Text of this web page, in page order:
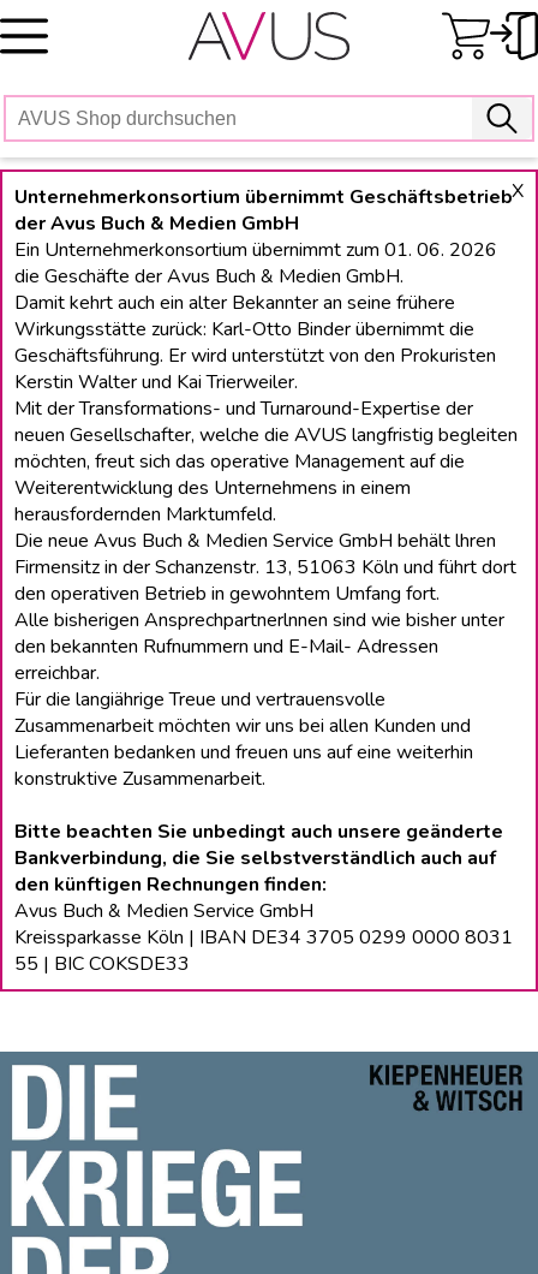
Skip
to
X
Unternehmerkonsortium übernimmt Geschäftsbetrieb
der Avus Buch & Medien GmbH
Ein Unternehmerkonsortium übernimmt zum 01. 06. 2026
die Geschäfte der Avus Buch & Medien GmbH.
Damit kehrt auch ein alter Bekannter an seine frühere
Wirkungsstätte zurück: Karl-Otto Binder übernimmt die
Geschäftsführung. Er wird unterstützt von den Prokuristen
Kerstin Walter und Kai Trierweiler.
Mit der Transformations- und Turnaround-Expertise der
neuen Gesellschafter, welche die AVUS langfristig begleiten
möchten, freut sich das operative Management auf die
Weiterentwicklung des Unternehmens in einem
herausfordernden Marktumfeld.
Die neue Avus Buch & Medien Service GmbH behält lhren
Firmensitz in der Schanzenstr. 13, 51063 Köln und führt dort
den operativen Betrieb in gewohntem Umfang fort.
Alle bisherigen Ansprechpartnerlnnen sind wie bisher unter
den bekannten Rufnummern und E-Mail- Adressen
erreichbar.
Für die langiährige Treue und vertrauensvolle
Zusammenarbeit möchten wir uns bei allen Kunden und
Lieferanten bedanken und freuen uns auf eine weiterhin
konstruktive Zusammenarbeit.
Bitte beachten Sie unbedingt auch unsere geänderte
Bankverbindung, die Sie selbstverständlich auch auf
den künftigen Rechnungen finden:
Avus Buch & Medien Service GmbH
Kreissparkasse Köln | IBAN DE34 3705 0299 0000 8031
55 | BIC COKSDE33